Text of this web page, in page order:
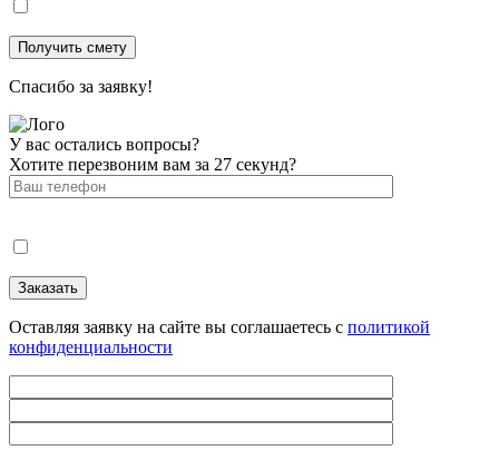
Спасибо за заявку!
У вас остались вопросы?
Хотите перезвоним вам за 27 секунд?
Оставляя заявку на сайте вы соглашаетесь с политикой
конфиденциальности